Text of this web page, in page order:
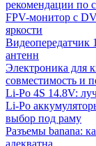
рекомендации по
FPV-монитор с
яркости
Видеопередатчик
антенн
Электроника для
совместимость и
Li-Po 4S 14.8V:
Li-Po
выбор под раму
Разъемы banana:
адекватна